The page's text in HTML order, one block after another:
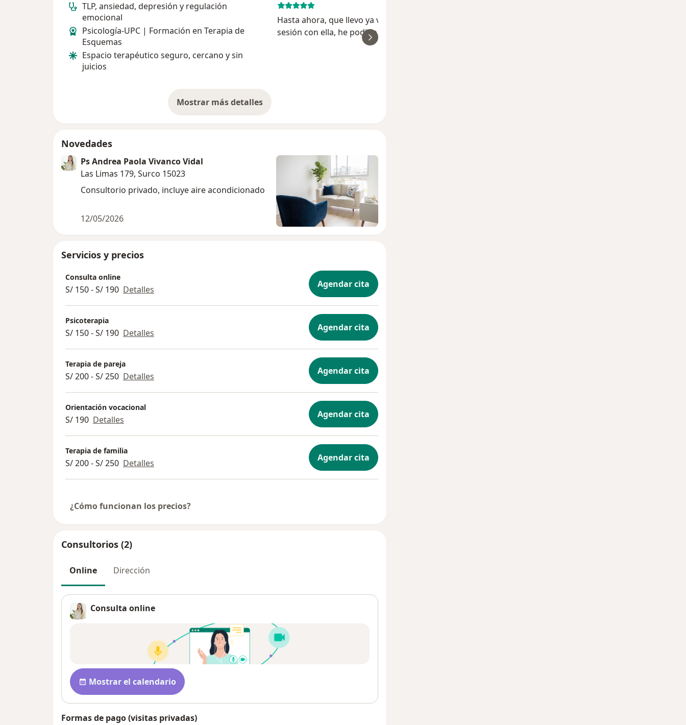
TLP, ansiedad, depresión y regulación
emocional
Psicología-UPC | Formación en Terapia de
Esquemas
Espacio terapéutico seguro, cercano y sin
juicios
Hasta ahora, que llevo ya varias semanas en
sesión con ella, he podido avanzar mucho,
siempre aborda los temas que me preocupan y
Mostrar más detalles
sobre la experiencia
Novedades
Ps Andrea Paola Vivanco Vidal
Las Limas 179, Surco 15023
Consultorio privado, incluye aire acondicionado
12/05/2026
Servicios y precios
Consulta online
S/ 150 - S/ 190 Detalles Agendar cita
Psicoterapia
S/ 150 - S/ 190 Detalles Agendar cita
Terapia de pareja
S/ 200 - S/ 250 Detalles Agendar cita
Orientación vocacional
S/ 190 Detalles Agendar cita
Terapia de familia
S/ 200 - S/ 250 Detalles Agendar cita
¿Cómo funcionan los precios?
Consultorios (2)
Online Dirección
Consulta online
Disponibilidad
Mostrar el calendario
Formas de pago (visitas privadas)